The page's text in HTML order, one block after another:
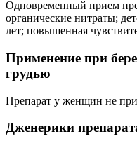
Одновременный прием
органические нитраты;
лет; повышенная
Применение при
грудью
Препарат у женщин не
Дженерики